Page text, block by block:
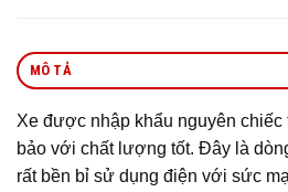
MÔ TẢ
Xe được nhập khẩu nguyên
bảo với chất lượng tốt. Đây là
rất bền bỉ sử dụng điện với sức